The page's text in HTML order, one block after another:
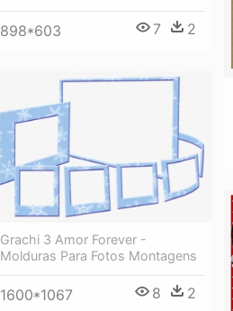
898*603 7 2
Grachi 3 Amor Forever -
Molduras Para Fotos Montagens
1600*1067 8 2